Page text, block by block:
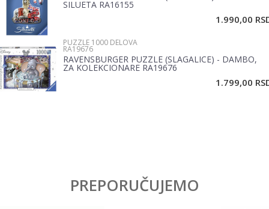
POŠALJI
SILUETA RA16155
1.990,00
PUZZLE 1000 DELOVA
RA19676
RAVENSBURGER PUZZLE (SLAGALICE) - DAMBO,
ZA KOLEKCIONARE RA19676
1.799,00
PREPORUČUJEMO